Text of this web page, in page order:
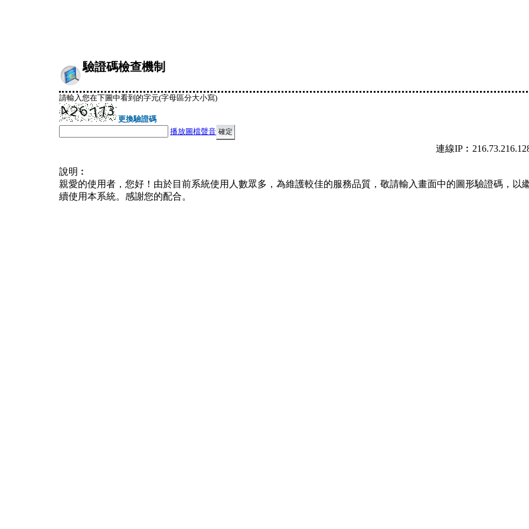
驗證碼檢查機制
請輸入您在下圖中看到的字元(字母區分大小寫)
更換驗證碼
播放圖檔聲音
連線
說明︰
親愛的使用者，您好！由於目前系統使用人數眾多，為維護較佳的服務品質，敬請輸入畫面中的圖形驗證碼，以
續使用本系統。感謝您的配合。